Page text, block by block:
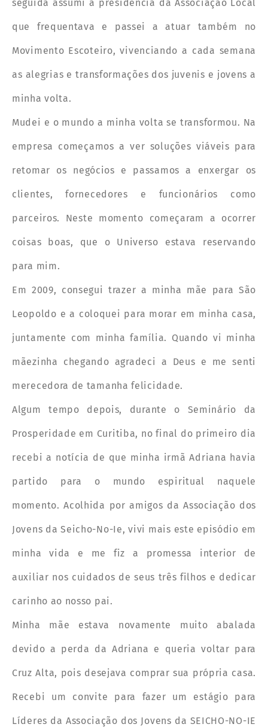
seguida assumi a presidência da Associação Local
que frequentava e passei a atuar também no
Movimento Escoteiro, vivenciando a cada semana
as alegrias e transformações dos juvenis e jovens a
minha volta.
Mudei e o mundo a minha volta se transformou. Na
empresa começamos a ver soluções viáveis para
retomar os negócios e passamos a enxergar os
clientes, fornecedores e funcionários como
parceiros. Neste momento começaram a ocorrer
coisas boas, que o Universo estava reservando
para mim.
Em 2009, consegui trazer a minha mãe para São
Leopoldo e a coloquei para morar em minha casa,
juntamente com minha família. Quando vi minha
mãezinha chegando agradeci a Deus e me senti
merecedora de tamanha felicidade.
Algum tempo depois, durante o Seminário da
Prosperidade em Curitiba, no final do primeiro dia
recebi a notícia de que minha irmã Adriana havia
partido para o mundo espiritual naquele
momento. Acolhida por amigos da Associação dos
Jovens da Seicho-No-Ie, vivi mais este episódio em
minha vida e me fiz a promessa interior de
auxiliar nos cuidados de seus três filhos e dedicar
carinho ao nosso pai.
Minha mãe estava novamente muito abalada
devido a perda da Adriana e queria voltar para
Cruz Alta, pois desejava comprar sua própria casa.
Recebi um convite para fazer um estágio para
Líderes da Associação dos Jovens da SEICHO-NO-IE